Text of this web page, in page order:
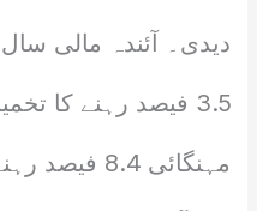
دیدی۔ آئندہ مالی
3.5 فیصد رہنے کا
مہنگائی